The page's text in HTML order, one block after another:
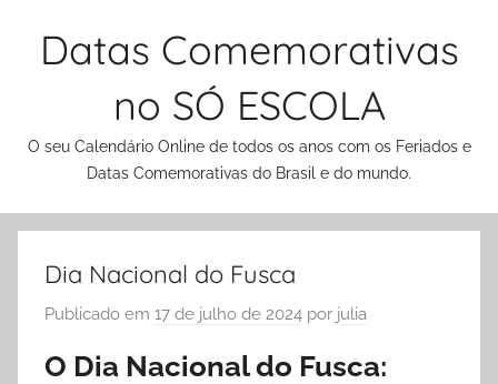
Datas Comemorativas
no SÓ ESCOLA
O seu Calendário Online de todos os anos com os Feriados e
Datas Comemorativas do Brasil e do mundo.
Dia Nacional do Fusca
Publicado em 17 de julho de 2024 por julia
O Dia Nacional do Fusca: